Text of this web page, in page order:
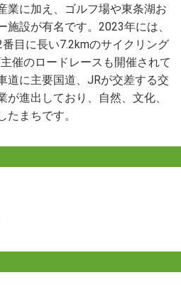
業に加え、ゴルフ場や東条湖お
施設が有名です。2023年には、
目に長い7.2kmのサイクリング
催のロードレースも開催されて
道に主要国道、JRが交差する交
進出しており、自然、文化、
まちです。